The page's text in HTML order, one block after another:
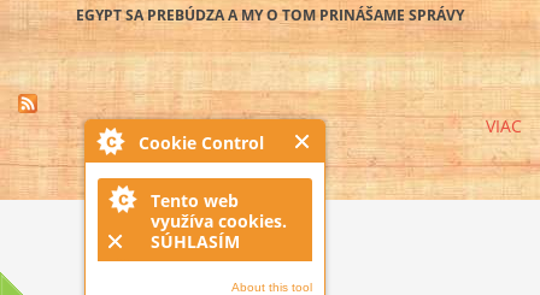
Cookie Control
Tento web
využíva cookies.
SÚHLASÍM
About this tool
EGYPT SA PREBÚDZA A MY O TOM PRINÁŠAME SPRÁVY
VIAC